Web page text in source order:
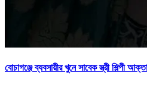
বোচাগঞ্জে ব্যবসায়ীর খুনে সাবেক স্ত্রী শিল্পী